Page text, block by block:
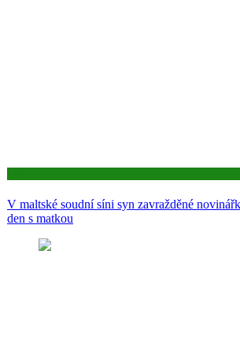
V maltské soudní síni syn zavražděné
den s matkou